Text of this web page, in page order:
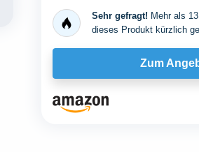
Sehr gefragt! Mehr als
dieses Produkt kürzlich
Zum